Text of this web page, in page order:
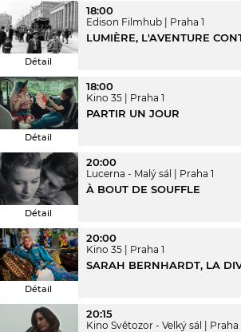
Détail
18:00
Edison Filmhub Praha 1
LUMIÈRE, L'AVENTURE
Détail
18:00
Kino 35 Praha 1
PARTIR UN JOUR
Détail
20:00
Lucerna - Malý sál Praha 1
À BOUT DE SOUFFLE
Détail
20:00
Kino 35 Praha 1
SARAH BERNHARDT, LA
20:15
Kino Světozor - Velký sál Praha